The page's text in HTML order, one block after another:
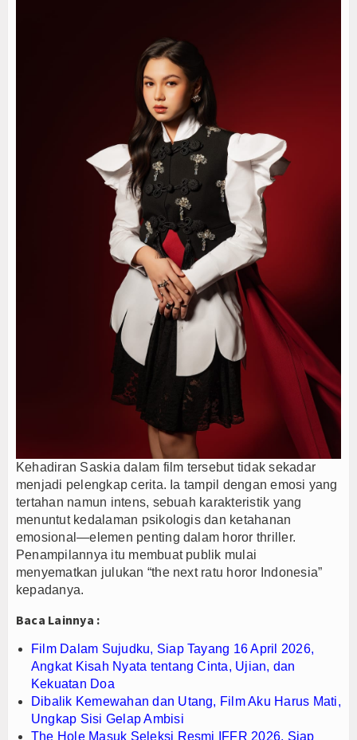
Kehadiran Saskia dalam film tersebut tidak sekadar
menjadi pelengkap cerita. Ia tampil dengan emosi yang
tertahan namun intens, sebuah karakteristik yang
menuntut kedalaman psikologis dan ketahanan
emosional—elemen penting dalam horor thriller.
Penampilannya itu membuat publik mulai
menyematkan julukan “the next ratu horor Indonesia”
kepadanya.
Baca Lainnya :
Film Dalam Sujudku, Siap Tayang 16 April 2026,
Angkat Kisah Nyata tentang Cinta, Ujian, dan
Kekuatan Doa
Dibalik Kemewahan dan Utang, Film Aku Harus Mati,
Ungkap Sisi Gelap Ambisi
The Hole Masuk Seleksi Resmi IFFR 2026, Siap